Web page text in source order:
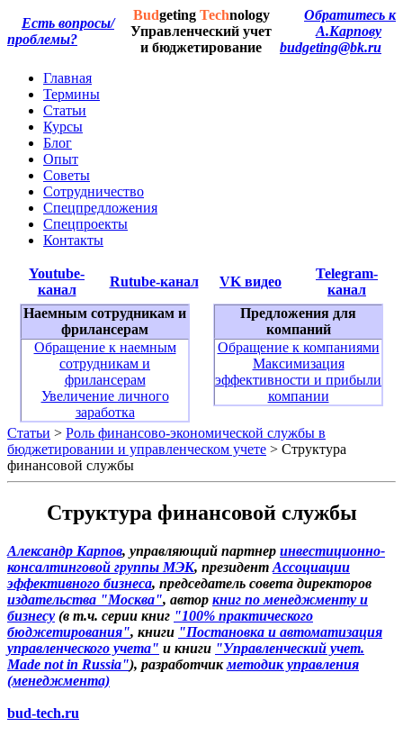
Есть вопросы/
проблемы?
Budgeting Technology
Управленческий учет
и бюджетирование
Обратитесь к
А.Карпову
budgeting@bk.ru
Главная
Термины
Статьи
Курсы
Блог
Опыт
Советы
Сотрудничество
Спецпредложения
Спецпроекты
Контакты
Youtube-
канал
Rutube-канал VK видео
Telegram-
канал
Наемным сотрудникам и
фрилансерам
Обращение к наемным
сотрудникам и
фрилансерам
Увеличение личного
заработка
Предложения для
компаний
Обращение к компаниями
Максимизация
эффективности и прибыли
компании
Статьи > Роль финансово-экономической службы в
бюджетировании и управленческом учете > Структура
финансовой службы
Структура финансовой службы
Александр Карпов, управляющий партнер инвестиционно-
консалтинговой группы МЭК, президент Ассоциации
эффективного бизнеса, председатель совета директоров
издательства "Москва", автор книг по менеджменту и
бизнесу (в т.ч. серии книг "100% практического
бюджетирования", книги "Постановка и автоматизация
управленческого учета" и книги "Управленческий учет.
Made not in Russia"), разработчикметодик управления
(менеджмента)
bud-tech.ru